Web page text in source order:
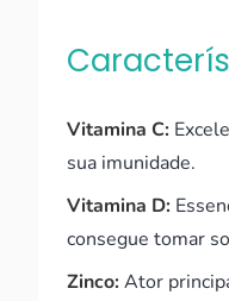
Vitamina C:
sua imunidade.
Vitamina D:
consegue tomar
Zinco:Ator